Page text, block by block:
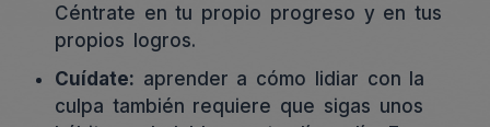
Céntrate en tu propio progreso y en tus
propios logros.
Cuídate: aprender a cómo lidiar con la
culpa también requiere que sigas unos